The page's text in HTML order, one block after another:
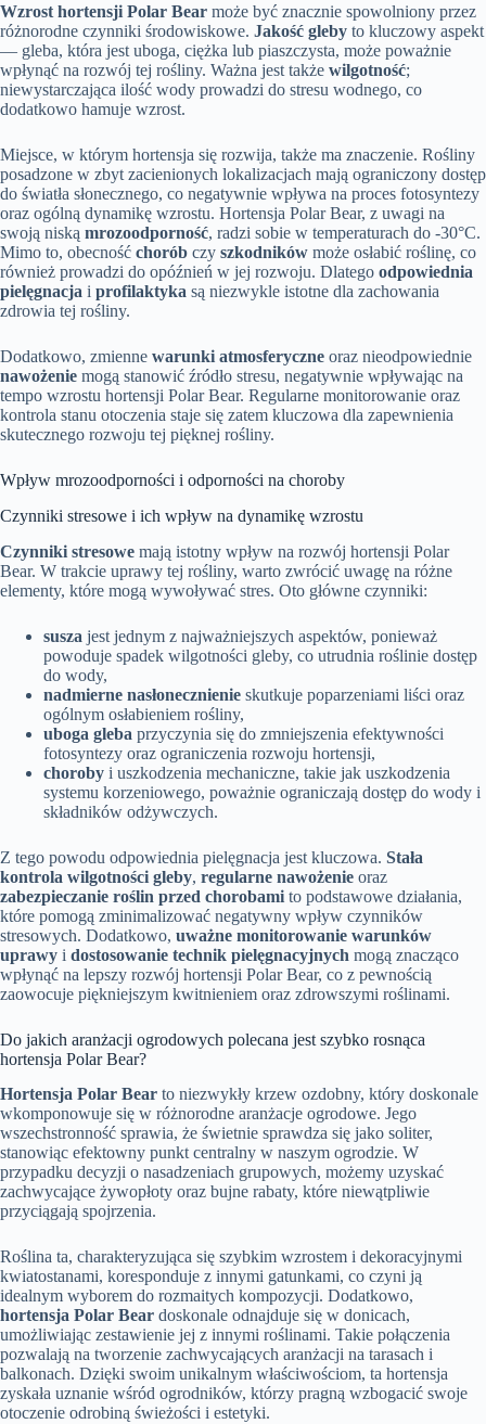
Wzrost hortensji Polar Bear może być znacznie spowolniony przez
różnorodne czynniki środowiskowe. Jakość gleby to kluczowy aspekt
— gleba, która jest uboga, ciężka lub piaszczysta, może poważnie
wpłynąć na rozwój tej rośliny. Ważna jest także wilgotność;
niewystarczająca ilość wody prowadzi do stresu wodnego, co
dodatkowo hamuje wzrost.
Miejsce, w którym hortensja się rozwija, także ma znaczenie. Rośliny
posadzone w zbyt zacienionych lokalizacjach mają ograniczony dostęp
do światła słonecznego, co negatywnie wpływa na proces fotosyntezy
oraz ogólną dynamikę wzrostu. Hortensja Polar Bear, z uwagi na
swoją niską mrozoodporność, radzi sobie w temperaturach do -30°C.
Mimo to, obecność chorób czy szkodników może osłabić roślinę, co
również prowadzi do opóźnień w jej rozwoju. Dlatego odpowiednia
pielęgnacja i profilaktyka są niezwykle istotne dla zachowania
zdrowia tej rośliny.
Dodatkowo, zmienne warunki atmosferyczne oraz nieodpowiednie
nawożenie mogą stanowić źródło stresu, negatywnie wpływając na
tempo wzrostu hortensji Polar Bear. Regularne monitorowanie oraz
kontrola stanu otoczenia staje się zatem kluczowa dla zapewnienia
skutecznego rozwoju tej pięknej rośliny.
Wpływ mrozoodporności i odporności na choroby
Czynniki stresowe i ich wpływ na dynamikę wzrostu
Czynniki stresowe mają istotny wpływ na rozwój hortensji Polar
Bear. W trakcie uprawy tej rośliny, warto zwrócić uwagę na różne
elementy, które mogą wywoływać stres. Oto główne czynniki:
susza jest jednym z najważniejszych aspektów, ponieważ
powoduje spadek wilgotności gleby, co utrudnia roślinie dostęp
do wody,
nadmierne nasłonecznienie skutkuje poparzeniami liści oraz
ogólnym osłabieniem rośliny,
uboga gleba przyczynia się do zmniejszenia efektywności
fotosyntezy oraz ograniczenia rozwoju hortensji,
choroby i uszkodzenia mechaniczne, takie jak uszkodzenia
systemu korzeniowego, poważnie ograniczają dostęp do wody i
składników odżywczych.
Z tego powodu odpowiednia pielęgnacja jest kluczowa. Stała
kontrola wilgotności gleby, regularne nawożenie oraz
zabezpieczanie roślin przed chorobami to podstawowe działania,
które pomogą zminimalizować negatywny wpływ czynników
stresowych. Dodatkowo, uważne monitorowanie warunków
uprawy i dostosowanie technik pielęgnacyjnych mogą znacząco
wpłynąć na lepszy rozwój hortensji Polar Bear, co z pewnością
zaowocuje piękniejszym kwitnieniem oraz zdrowszymi roślinami.
Do jakich aranżacji ogrodowych polecana jest szybko rosnąca
hortensja Polar Bear?
Hortensja Polar Bear to niezwykły krzew ozdobny, który doskonale
wkomponowuje się w różnorodne aranżacje ogrodowe. Jego
wszechstronność sprawia, że świetnie sprawdza się jako soliter,
stanowiąc efektowny punkt centralny w naszym ogrodzie. W
przypadku decyzji o nasadzeniach grupowych, możemy uzyskać
zachwycające żywopłoty oraz bujne rabaty, które niewątpliwie
przyciągają spojrzenia.
Roślina ta, charakteryzująca się szybkim wzrostem i dekoracyjnymi
kwiatostanami, koresponduje z innymi gatunkami, co czyni ją
idealnym wyborem do rozmaitych kompozycji. Dodatkowo,
hortensja Polar Bear doskonale odnajduje się w donicach,
umożliwiając zestawienie jej z innymi roślinami. Takie połączenia
pozwalają na tworzenie zachwycających aranżacji na tarasach i
balkonach. Dzięki swoim unikalnym właściwościom, ta hortensja
zyskała uznanie wśród ogrodników, którzy pragną wzbogacić swoje
otoczenie odrobiną świeżości i estetyki.